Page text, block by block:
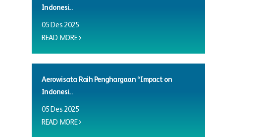
Indonesi...
05 Des 2025
READ MORE
Aerowisata Raih Penghargaan “Impact on
Indonesi...
05 Des 2025
READ MORE